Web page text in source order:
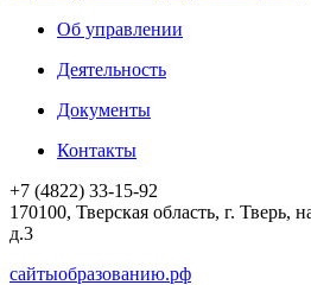
Об управлении
Деятельность
Документы
Контакты
+7 (4822) 33-15-92
170100, Тверская область, г. Тверь,
д.3
сайтыобразованию.рф